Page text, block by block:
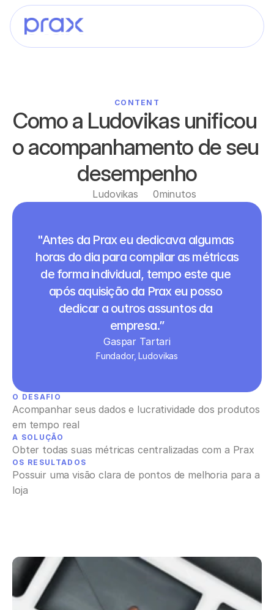
CONTENT
Como a Ludovikas unificou
o acompanhamento de seu
desempenho
Ludovikas 0minutos
"Antes da Prax eu dedicava algumas
horas do dia para compilar as métricas
de forma individual, tempo este que
após aquisição da Prax eu posso
dedicar a outros assuntos da
empresa.”
Gaspar Tartari
Fundador, Ludovikas
O DESAFIO
Acompanhar seus dados e lucratividade dos produtos
em tempo real
A SOLUÇÃO
Obter todas suas métricas centralizadas com a Prax
OS RESULTADOS
Possuir uma visão clara de pontos de melhoria para a
loja